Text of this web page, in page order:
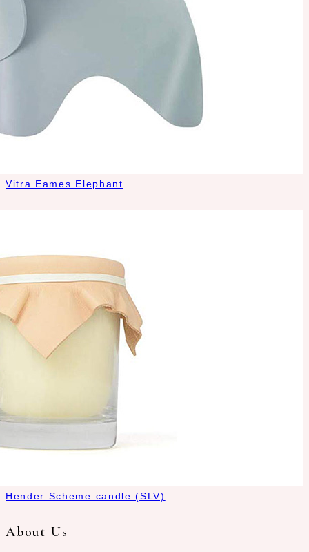
Vitra Eames Elephant
Hender Scheme candle (SLV)
About Us